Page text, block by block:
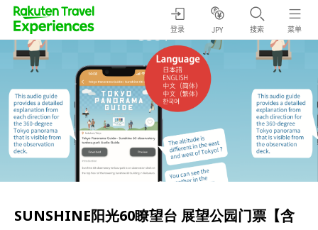
登录 JPY 搜索 菜单
SUNSHINE阳光60瞭望台 展望公园门票【含